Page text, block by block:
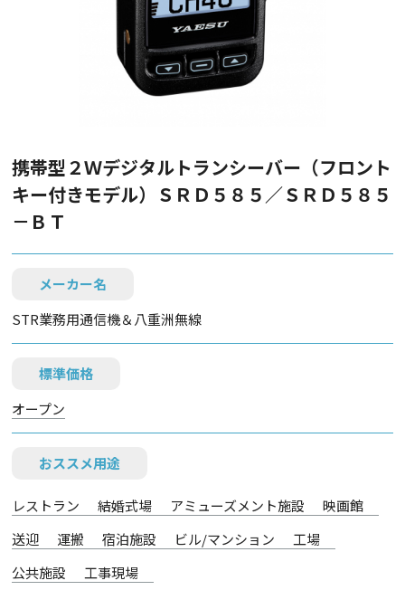
携帯型２Ｗデジタルトランシーバー（フロント
キー付きモデル）ＳＲＤ５８５／ＳＲＤ５８５
－ＢＴ
メーカー名
STR業務用通信機＆八重洲無線
標準価格
オープン
おススメ用途
レストラン 結婚式場 アミューズメント施設
映画館
送迎
運搬 宿泊施設 ビル/マンション
工場
公共施設
工事現場